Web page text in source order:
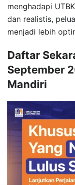
menghadapi
dan realistis,
menjadi lebih
Daftar
September
Mandiri